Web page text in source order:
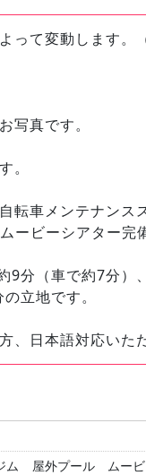
って変動します。
写真です。
。
転車メンテナンス
ービーシアター完
9分（車で約7分
立地です。
、日本語対応いた
ム 屋外プール ムー